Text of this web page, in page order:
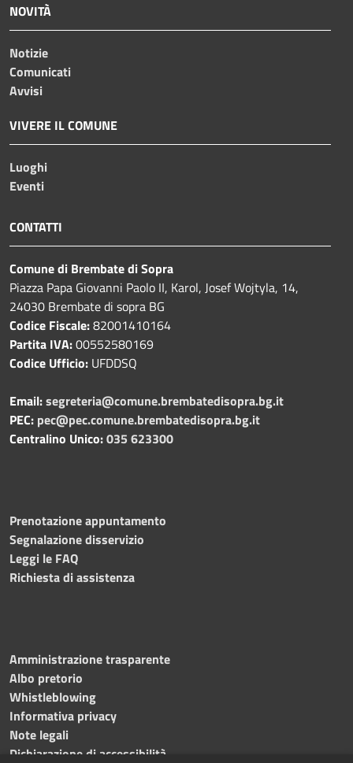
NOVITÀ
Notizie
Comunicati
Avvisi
VIVERE IL COMUNE
Luoghi
Eventi
CONTATTI
Comune di Brembate di Sopra
Piazza Papa Giovanni Paolo II, Karol, Josef Wojtyla, 14,
24030 Brembate di sopra BG
Codice Fiscale:82001410164
Partita IVA:00552580169
Codice Ufficio: UFDDSQ
Email:segreteria@comune.brembatedisopra.bg.it
PEC: pec@pec.comune.brembatedisopra.bg.it
Centralino Unico:035 623300
Prenotazione appuntamento
Segnalazione disservizio
Leggi le FAQ
Richiesta di assistenza
Amministrazione trasparente
Albo pretorio
Whistleblowing
Informativa privacy
Note legali
Dichiarazione di accessibilità